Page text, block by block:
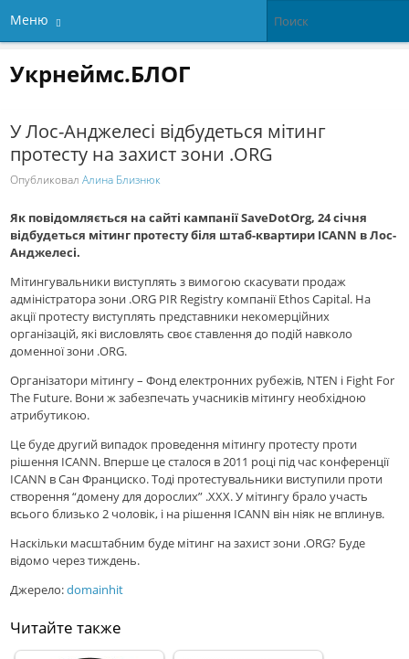
Меню
Укрнеймс.БЛОГ
У Лос-Анджелесі відбудеться мітинг
протесту на захист зони .ORG
ОпубликовалАлина Близнюк
Як повідомляється на сайті кампанії SaveDotOrg, 24 січня
відбудеться мітинг протесту біля штаб-квартири ICANN в Лос-
Анджелесі.
Мітингувальники виступлять з вимогою скасувати продаж
адміністратора зони .ORG PIR Registry компанії Ethos Capital. На
акції протесту виступлять представники некомерційних
організацій, які висловлять своє ставлення до подій навколо
доменної зони .ORG.
Організатори мітингу – Фонд електронних рубежів, NTEN і Fight For
The Future. Вони ж забезпечать учасників мітингу необхідною
атрибутикою.
Це буде другий випадок проведення мітингу протесту проти
рішення ICANN. Вперше це сталося в 2011 році під час конференції
ICANN в Сан Франциско. Тоді протестувальники виступили проти
створення “домену для дорослих” .XXX. У мітингу брало участь
всього близько 2 чоловік, і на рішення ICANN він ніяк не вплинув.
Наскільки масштабним буде мітинг на захист зони .ORG? Буде
відомо через тиждень.
Джерело:domainhit
Читайте также